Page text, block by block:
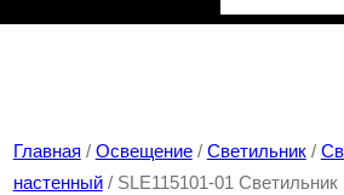
Главная / Освещение/ Светильник/
настенный/ SLE115101-01